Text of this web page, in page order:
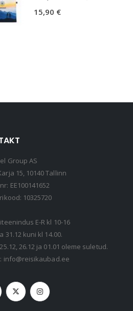
15,90 €
Group AS
15, 10140 Tallinn
EE100141652
10325720
E-R kl 10-16
31.12 kuni kl 14.00.
26.12 ja 01.01 oleme suletud.
info@reisikaubad.ee